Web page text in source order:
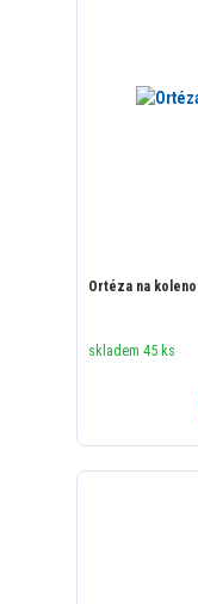
Ortéza na
skladem 45 ks